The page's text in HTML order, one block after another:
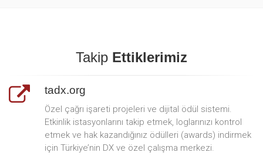
Takip Ettiklerimiz
tadx.org
Özel çağrı işareti projeleri ve dijital ödül sistemi.
Etkinlik istasyonlarını takip etmek, loglarınızı kontrol
etmek ve hak kazandığınız ödülleri (awards) indirmek
için Türkiye’nin DX ve özel çalışma merkezi.